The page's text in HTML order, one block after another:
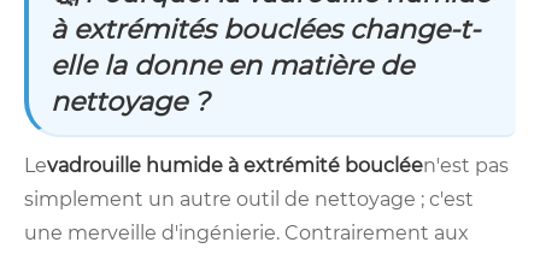
à extrémités bouclées change-t-
elle la donne en matière de
nettoyage ?
Levadrouille humide à extrémité boucléen'est pas
simplement un autre outil de nettoyage ; c'est
une merveille d'ingénierie. Contrairement aux